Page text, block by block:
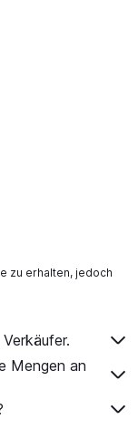
zu erhalten, jedoch
Mengen an